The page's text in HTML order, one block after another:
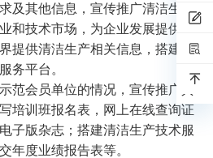
及其他信息，宣传推广清洁生产
和技术市场，为企业发展提供适
提供清洁生产相关信息，搭建清
务平台。
会员单位的情况，宣传推广其
培训班报名表，网上在线查询证
子版杂志；搭建清洁生产技术服
年度业绩报告表等。